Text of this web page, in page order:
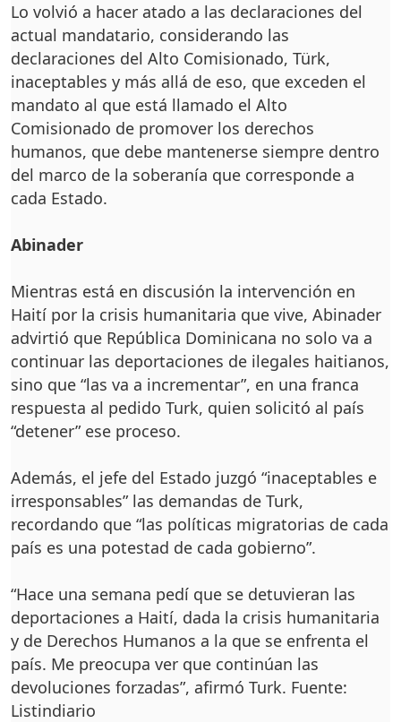
Lo volvió a hacer atado a las declaraciones del
actual mandatario, considerando las
declaraciones del Alto Comisionado, Türk,
inaceptables y más allá de eso, que exceden el
mandato al que está llamado el Alto
Comisionado de promover los derechos
humanos, que debe mantenerse siempre dentro
del marco de la soberanía que corresponde a
cada Estado.
Abinader
Mientras está en discusión la intervención en
Haití por la crisis humanitaria que vive, Abinader
advirtió que República Dominicana no solo va a
continuar las deportaciones de ilegales haitianos,
sino que “las va a incrementar”, en una franca
respuesta al pedido Turk, quien solicitó al país
“detener” ese proceso.
Además, el jefe del Estado juzgó “inaceptables e
irresponsables” las demandas de Turk,
recordando que “las políticas migratorias de cada
país es una potestad de cada gobierno”.
“Hace una semana pedí que se detuvieran las
deportaciones a Haití, dada la crisis humanitaria
y de Derechos Humanos a la que se enfrenta el
país. Me preocupa ver que continúan las
devoluciones forzadas”, afirmó Turk. Fuente:
Listindiario